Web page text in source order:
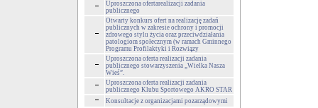
Uproszczona ofertarealizacji zadania
publicznego
Otwarty konkurs ofert na realizację zadań
publicznych w zakresie ochrony i promocji
zdrowego stylu życia oraz przeciwdziałania
patologiom społecznym (w ramach Gminnego
Programu Profilaktyki i Rozwiązy
Uproszczona oferta realizacji zadania
publicznego stowarzyszenia „Wielka Nasza
Wieś”.
Uproszczona oferta realizacji zadania
publicznego Klubu Sportowego AKRO STAR
Konsultacje z organizacjami pozarządowymi